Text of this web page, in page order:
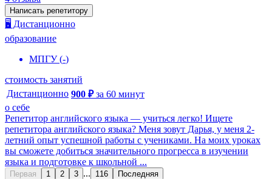
Написать репетитору
🖥️ Дистанционно
образование
МПГУ(-)
стоимость занятий
Дистанционно 900 ₽ за 60 минут
о себе
Репетитор английского языка — учиться легко! Ищете
репетитора английского языка? Меня зовут Дарья, у меня 2-
летний опыт успешной работы с учениками. На моих уроках
вы сможете добиться значительного прогресса в изучении
языка и подготовке к школьной ...
Первая 1 2 3 ... 116
Последняя